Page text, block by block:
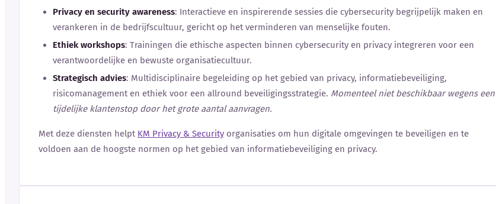
Privacy en security awareness: Interactieve en inspirerende sessies die cybersecurity begrijpelijk maken en
verankeren in de bedrijfscultuur, gericht op het verminderen van menselijke fouten.
Ethiek workshops: Trainingen die ethische aspecten binnen cybersecurity en privacy integreren voor een
verantwoordelijke en bewuste organisatiecultuur.
Strategisch advies: Multidisciplinaire begeleiding op het gebied van privacy, informatiebeveiliging,
risicomanagement en ethiek voor een allround beveiligingsstrategie. Momenteel niet beschikbaar wegens een
tijdelijke klantenstop door het grote aantal aanvragen.
Met deze diensten helpt KM Privacy & Security organisaties om hun digitale omgevingen te beveiligen en te
voldoen aan de hoogste normen op het gebied van informatiebeveiliging en privacy.